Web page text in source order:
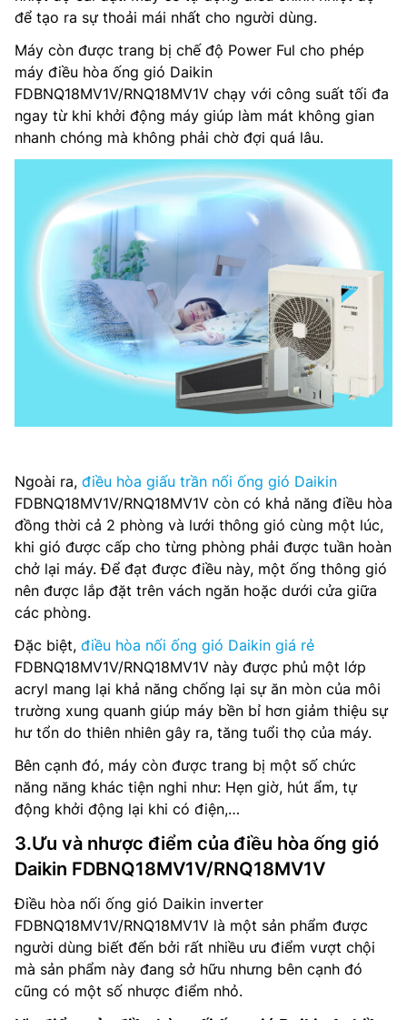
để tạo ra sự thoải mái nhất cho người dùng.
Máy còn được trang bị chế độ Power Ful cho phép
máy điều hòa ống gió Daikin
FDBNQ18MV1V/RNQ18MV1V chạy với công suất tối đa
ngay từ khi khởi động máy giúp làm mát không gian
nhanh chóng mà không phải chờ đợi quá lâu.
Ngoài ra, điều hòa giấu trần nối ống gió Daikin
FDBNQ18MV1V/RNQ18MV1V còn có khả năng điều hòa
đồng thời cả 2 phòng và lưới thông gió cùng một lúc,
khi gió được cấp cho từng phòng phải được tuần hoàn
chở lại máy. Để đạt được điều này, một ống thông gió
nên được lắp đặt trên vách ngăn hoặc dưới cửa giữa
các phòng.
Đặc biệt, điều hòa nối ống gió Daikin giá rẻ
FDBNQ18MV1V/RNQ18MV1V này được phủ một lớp
acryl mang lại khả năng chống lại sự ăn mòn của môi
trường xung quanh giúp máy bền bỉ hơn giảm thiệu sự
hư tổn do thiên nhiên gây ra, tăng tuổi thọ của máy.
Bên cạnh đó, máy còn được trang bị một số chức
năng năng khác tiện nghi như: Hẹn giờ, hút ẩm, tự
động khởi động lại khi có điện,…
3.Ưu và nhược điểm của điều hòa ống gió
Daikin FDBNQ18MV1V/RNQ18MV1V
Điều hòa nối ống gió Daikin inverter
FDBNQ18MV1V/RNQ18MV1V là một sản phẩm được
người dùng biết đến bởi rất nhiều ưu điểm vượt chội
mà sản phẩm này đang sở hữu nhưng bên cạnh đó
cũng có một số nhược điểm nhỏ.